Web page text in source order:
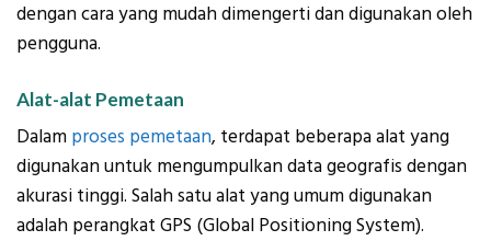
dengan cara yang mudah dimengerti dan digunakan oleh
pengguna.
Alat-alat Pemetaan
Dalam proses pemetaan, terdapat beberapa alat yang
digunakan untuk mengumpulkan data geografis dengan
akurasi tinggi. Salah satu alat yang umum digunakan
adalah perangkat GPS (Global Positioning System).